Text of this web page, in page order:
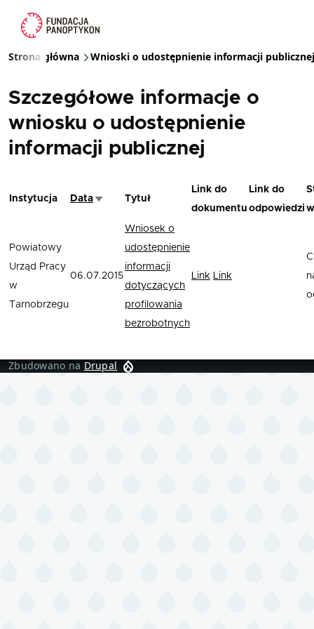
Ścieżka nawigacyjna
Strona główna Wnioski o udostępnienie informacji publicznej
Szczegółowe informacje o
wniosku o udostępnienie
informacji publicznej
Instytucja DataSortuj rosnąco
Tytuł
Link do
dokumentu
Link do
odpowiedzi
Powiatowy
Urząd Pracy
w
Tarnobrzegu
06.07.2015
Wniosek o
udostępnienie
informacji
dotyczących
profilowania
bezrobotnych
Link Link
Zbudowano na Drupal